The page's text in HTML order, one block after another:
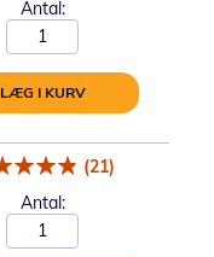
Antal:
LÆG I KURV
(21)
Antal: